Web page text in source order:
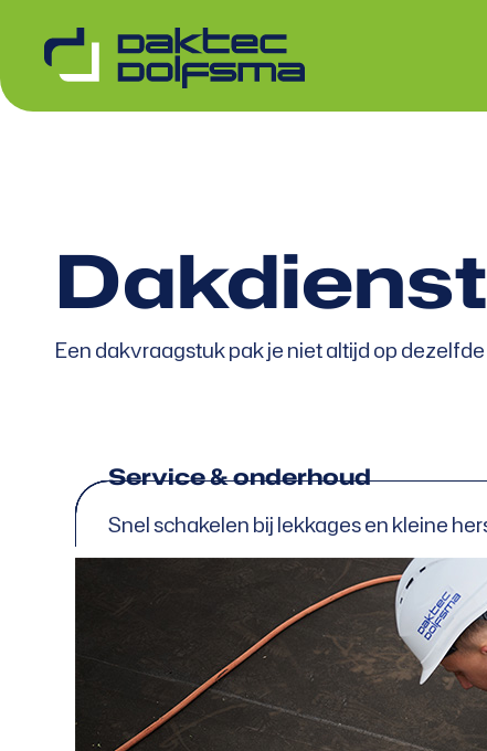
Een dakvraagstuk pak je niet altijd op
Service & onderhoud
Snel schakelen bij lekkages en kleine